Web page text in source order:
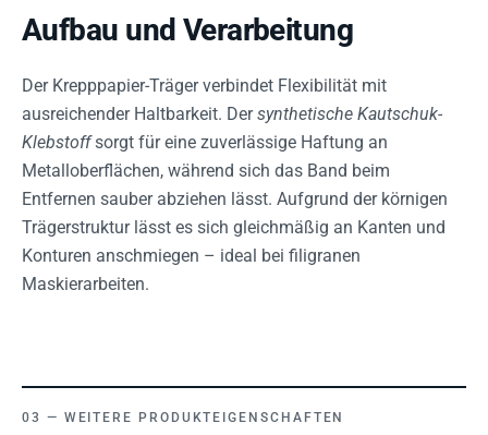
Aufbau und Verarbeitung
Der Krepppapier-Träger verbindet Flexibilität mit
ausreichender Haltbarkeit. Dersynthetische Kautschuk-
Klebstoffsorgt für eine zuverlässige Haftung an
Metalloberflächen, während sich das Band beim
Entfernen sauber abziehen lässt. Aufgrund der körnigen
Trägerstruktur lässt es sich gleichmäßig an Kanten und
Konturen anschmiegen – ideal bei filigranen
Maskierarbeiten.
WEITERE PRODUKTEIGENSCHAFTEN